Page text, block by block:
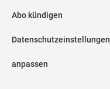
Abo kündigen
Datenschutzeinstellungen
anpassen